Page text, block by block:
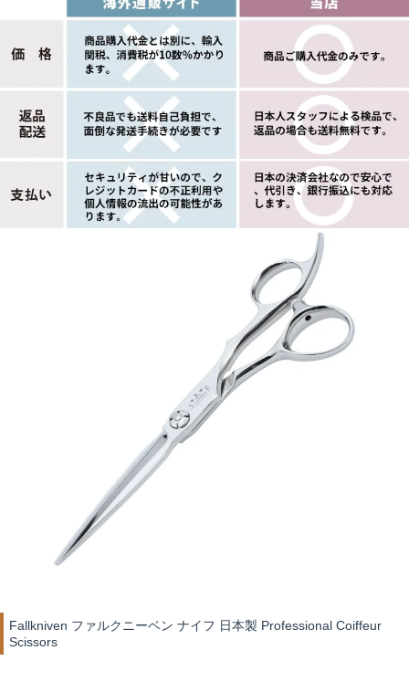
Fallkniven ファルクニーベン ナイフ 日本製 Professional Coiffeur
Scissors